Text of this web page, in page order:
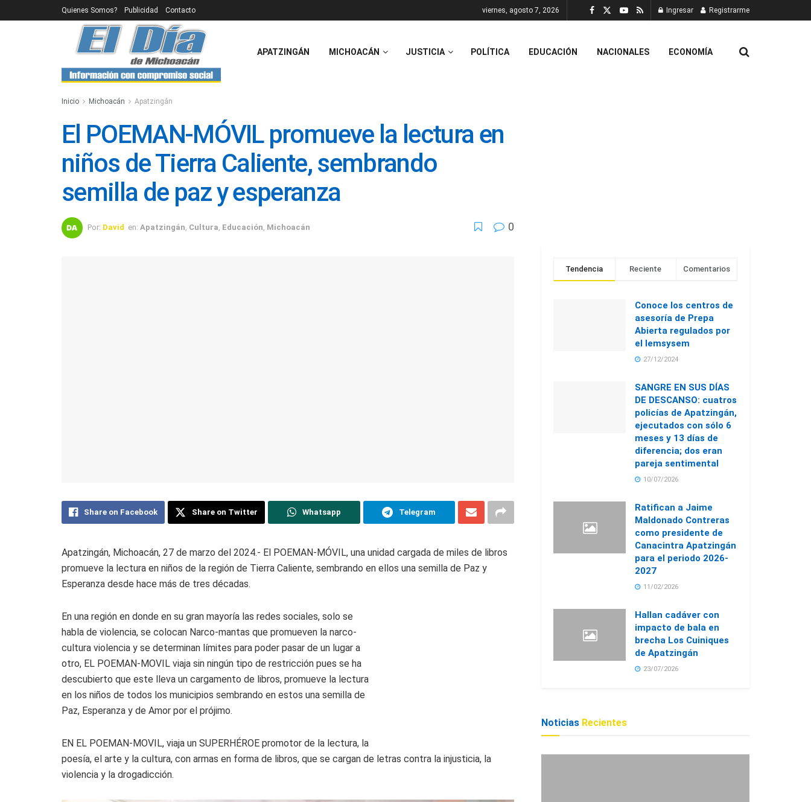
Quienes Somos? Publicidad Contacto viernes, agosto 7, 2026 Ingresar Registrarme
APATZINGÁN MICHOACÁN JUSTICIA POLÍTICA EDUCACIÓN NACIONALES ECONOMÍA
Inicio Michoacán Apatzingán
El POEMAN-MÓVIL promueve la lectura en
niños de Tierra Caliente, sembrando
semilla de paz y esperanza
Por: David en: Apatzingán Cultura Educación Michoacán 0
Share on Facebook Share on Twitter Whatsapp Telegram
Apatzingán, Michoacán, 27 de marzo del 2024.- El POEMAN-MÓVIL, una unidad cargada de miles de libros
promueve la lectura en niños de la región de Tierra Caliente, sembrando en ellos una semilla de Paz y
Esperanza desde hace más de tres décadas.
En una región en donde en su gran mayoría las redes sociales, solo se
habla de violencia, se colocan Narco-mantas que promueven la narco-
cultura violencia y se determinan límites para poder pasar de un lugar a
otro, EL POEMAN-MOVIL viaja sin ningún tipo de restricción pues se ha
descubierto que este lleva un cargamento de libros, promueve la lectura
en los niños de todos los municipios sembrando en estos una semilla de
Paz, Esperanza y de Amor por el prójimo.
EN EL POEMAN-MOVIL, viaja un SUPERHÉROE promotor de la lectura, la
poesía, el arte y la cultura, con armas en forma de libros, que se cargan de letras contra la injusticia, la
violencia y la drogadicción.
Tendencia Reciente Comentarios
Conoce los centros de
asesoría de Prepa
Abierta regulados por
el Iemsysem
27/12/2024
SANGRE EN SUS DÍAS
DE DESCANSO: cuatros
policías de Apatzingán,
ejecutados con sólo 6
meses y 13 días de
diferencia; dos eran
pareja sentimental
10/07/2026
Ratifican a Jaime
Maldonado Contreras
como presidente de
Canacintra Apatzingán
para el periodo 2026-
2027
11/02/2026
Hallan cadáver con
impacto de bala en
brecha Los Cuiniques
de Apatzingán
23/07/2026
Noticias Recientes